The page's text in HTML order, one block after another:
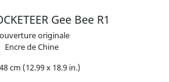
Gee Bee R1
originale
Encre de Chine
cm (12.99 x 18.9 in.)